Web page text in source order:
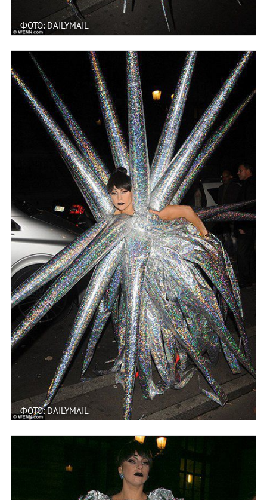
ФОТО: DAILYMAIL
ФОТО: DAILYMAIL